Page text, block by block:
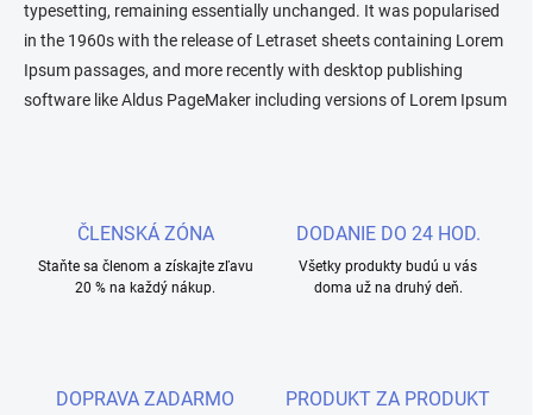
typesetting, remaining essentially unchanged. It was popularised
in the 1960s with the release of Letraset sheets containing Lorem
Ipsum passages, and more recently with desktop publishing
software like Aldus PageMaker including versions of Lorem Ipsum
ČLENSKÁ ZÓNA
Staňte sa členom a získajte zľavu
20 % na každý nákup.
DODANIE DO 24 HOD.
Všetky produkty budú u vás
doma už na druhý deň.
DOPRAVA ZADARMO PRODUKT ZA PRODUKT